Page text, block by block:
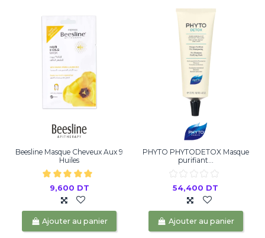
Beesline Masque Cheveux Aux 9
Huiles
9,600 DT
Ajouter au panier
PHYTO PHYTODETOX Masque
purifiant...
54,400 DT
Ajouter au panier